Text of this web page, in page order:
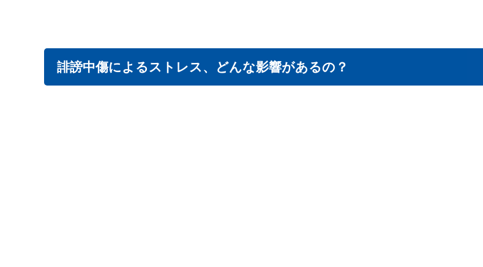
誹謗中傷によるストレス、どんな影響があるの？